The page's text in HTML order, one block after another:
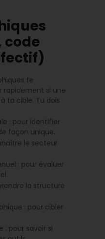
code
te
rapidement si une
ta cible. Tu dois
: pour identifier
façon unique.
le secteur
: pour évaluer
la structure
: pour cibler
: pour savoir si